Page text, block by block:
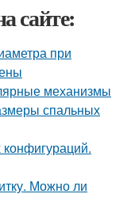
сайте:
при
механизмы
спальных
Можно ли